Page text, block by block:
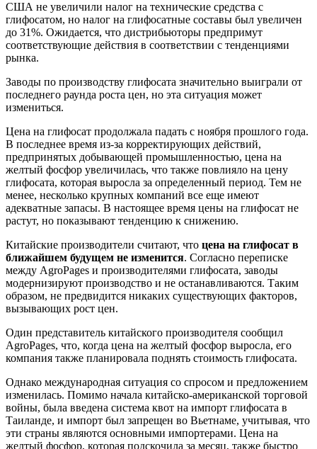
США не увеличили налог на технические средства с
глифосатом, но налог на глифосатные составы был увеличен
до 31%. Ожидается, что дистрибьюторы предпримут
соответствующие действия в соответствии с тенденциями
рынка.
Заводы по производству глифосата значительно выиграли от
последнего раунда роста цен, но эта ситуация может
измениться.
Цена на глифосат продолжала падать с ноября прошлого года.
В последнее время из-за корректирующих действий,
предпринятых добывающей промышленностью, цена на
желтый фосфор увеличилась, что также повлияло на цену
глифосата, которая выросла за определенный период. Тем не
менее, несколько крупных компаний все еще имеют
адекватные запасы. В настоящее время цены на глифосат не
растут, но показывают тенденцию к снижению.
Китайские производители считают, что цена на глифосат в
ближайшем будущем не изменится. Согласно переписке
между AgroPages и производителями глифосата, заводы
модернизируют производство и не останавливаются. Таким
образом, не предвидится никаких существующих факторов,
вызывающих рост цен.
Один представитель китайского производителя сообщил
AgroPages, что, когда цена на желтый фосфор выросла, его
компания также планировала поднять стоимость глифосата.
Однако международная ситуация со спросом и предложением
изменилась. Помимо начала китайско-американской торговой
войны, была введена система квот на импорт глифосата в
Таиланде, и импорт был запрещен во Вьетнаме, учитывая, что
эти страны являются основными импортерами. Цена на
желтый фосфор, которая подскочила за месяц, также быстро